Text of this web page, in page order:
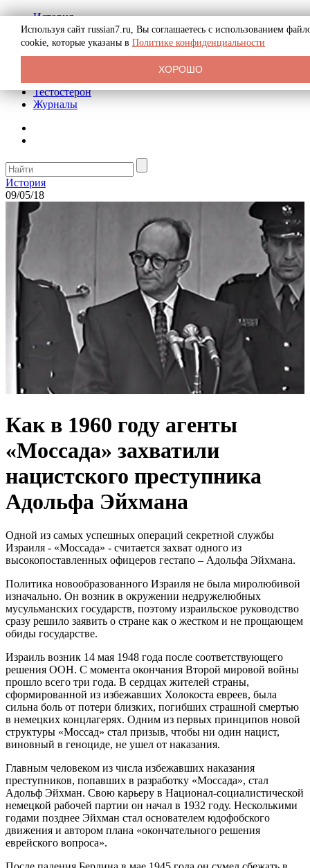
История
Биография
Криминал
Реклама на сайте
Тестостерон
Журналы
История
09/05/18
Как в 1960 году агенты
«Моссада» захватили
нацистского преступника
Адольфа Эйхмана
Одной из самых успешных операций секретной службы
Израиля - «Моссада» - считается захват одного из
высокопоставленных офицеров гестапо – Адольфа Эйхмана.
Политика новообразованного Израиля не была миролюбивой
изначально. Он возник в окружении недружелюбных
мусульманских государств, поэтому израильское руководство
сразу решило заявить о стране как о жестком и не прощающем
обиды государстве.
Израиль возник 14 мая 1948 года после соответствующего
решения ООН. С момента окончания Второй мировой войны
прошло всего три года. В сердцах жителей страны,
сформированной из избежавших Холокоста евреев, была
сильна боль от потери близких, погибших страшной смертью
в немецких концлагерях. Одним из первых принципов новой
структуры «Моссад» стал призыв, чтобы ни один нацист,
виновный в геноциде, не ушел от наказания.
Главным человеком из числа избежавших наказания
преступников, попавших в разработку «Моссада», стал
Адольф Эйхман. Свою карьеру в Национал-социалистической
немецкой рабочей партии он начал в 1932 году. Несколькими
годами позднее Эйхман стал основателем юдофобского
движения и автором плана «окончательного решения
еврейского вопроса».
Используя сайт russian7.ru, Вы соглашаетесь с использованием
cookie, которые указаны в Политике конфиденциальности
ХОРОШО